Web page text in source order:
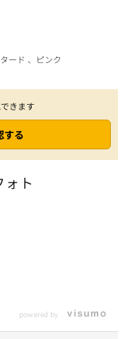
ード 、ピンク
きます
する
ォト
powered by